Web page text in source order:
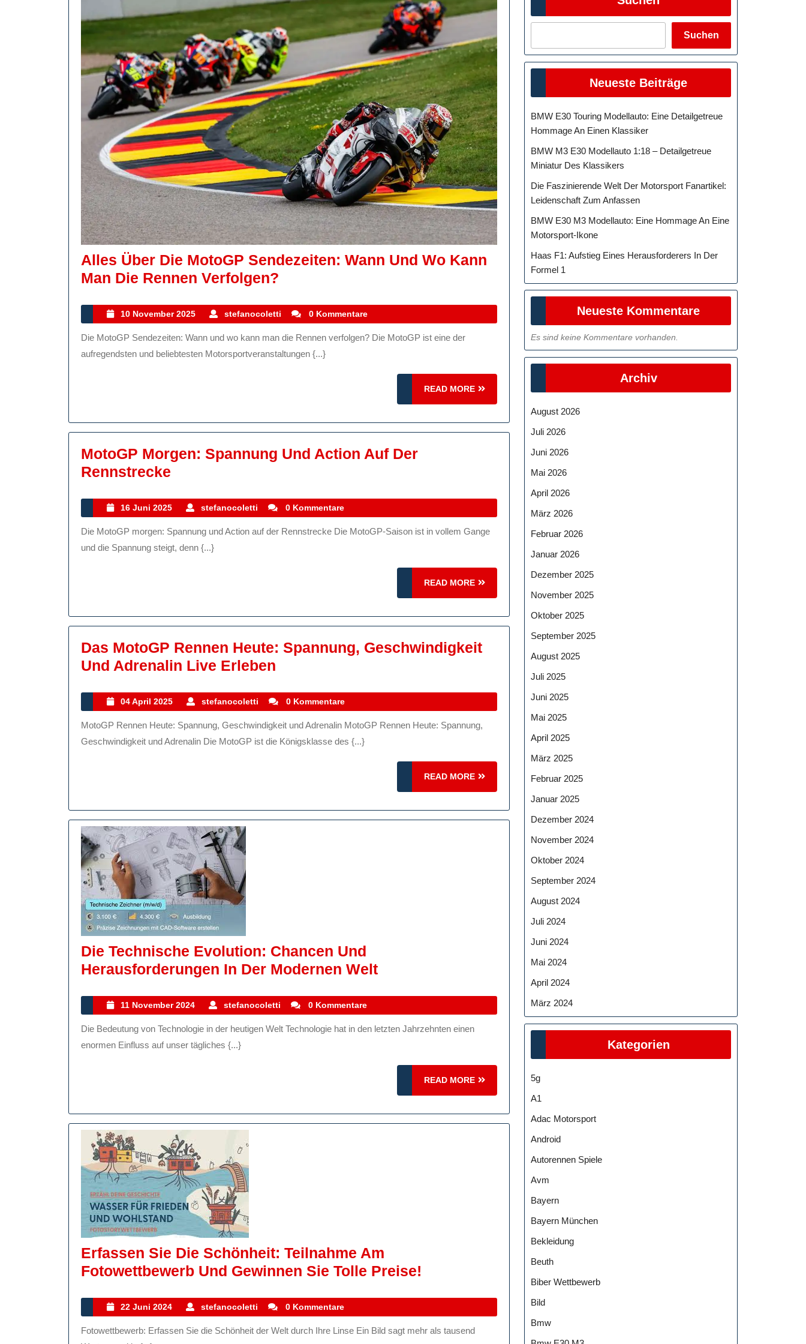
Alles Über Die MotoGP Sendezeiten: Wann Und Wo Kann
Man Die Rennen Verfolgen?
Die
MotoGP
Sendezeiten:
Kann
Die
10 November 2025
10
November
2025
stefanocoletti stefanocoletti
0 Kommentare
Die MotoGP Sendezeiten: Wann und wo kann man die Rennen verfolgen? Die MotoGP ist eine der
aufregendsten und beliebtesten Motorsportveranstaltungen {...}
READ MORE
READ
MORE
MotoGP Morgen: Spannung Und Action Auf Der
Rennstrecke
Spannung
Und
Action
16 Juni 2025
16
Juni
2025
stefanocoletti stefanocoletti
0 Kommentare
Die MotoGP morgen: Spannung und Action auf der Rennstrecke Die MotoGP-Saison ist in vollem Gange
und die Spannung steigt, denn {...}
READ MORE
READ
MORE
Das MotoGP Rennen Heute: Spannung, Geschwindigkeit
Und Adrenalin Live Erleben
Rennen
Heute:
Spannung,
Live
04 April 2025
04
April
2025
stefanocoletti stefanocoletti
0 Kommentare
MotoGP Rennen Heute: Spannung, Geschwindigkeit und Adrenalin MotoGP Rennen Heute: Spannung,
Geschwindigkeit und Adrenalin Die MotoGP ist die Königsklasse des {...}
READ MORE
READ
MORE
Die Technische Evolution: Chancen Und
Herausforderungen In Der Modernen WeltDie
Chancen
Der
Modernen
11 November 2024
11
November
2024
stefanocoletti stefanocoletti
0 Kommentare
Die Bedeutung von Technologie in der heutigen Welt Technologie hat in den letzten Jahrzehnten einen
enormen Einfluss auf unser tägliches {...}
READ MORE
READ
MORE
Erfassen Sie Die Schönheit: Teilnahme Am
Fotowettbewerb Und Gewinnen Sie Tolle Preise!
Schönheit:
22 Juni 2024
22
Juni
2024
stefanocoletti stefanocoletti
0 Kommentare
Fotowettbewerb: Erfassen Sie die Schönheit der Welt durch Ihre Linse Ein Bild sagt mehr als tausend
Suchen
Neueste Beiträge
BMW E30 Touring Modellauto: Eine Detailgetreue
Hommage An Einen Klassiker
BMW M3 E30 Modellauto 1:18 – Detailgetreue
Miniatur Des Klassikers
Die Faszinierende Welt Der Motorsport Fanartikel:
Leidenschaft Zum Anfassen
BMW E30 M3 Modellauto: Eine Hommage An Eine
Motorsport-Ikone
Haas F1: Aufstieg Eines Herausforderers In Der
Formel 1
Neueste Kommentare
Es sind keine Kommentare vorhanden.
Archiv
August 2026
Juli 2026
Juni 2026
Mai 2026
April 2026
März 2026
Februar 2026
Januar 2026
Dezember 2025
November 2025
Oktober 2025
September 2025
August 2025
Juli 2025
Juni 2025
Mai 2025
April 2025
März 2025
Februar 2025
Januar 2025
Dezember 2024
November 2024
Oktober 2024
September 2024
August 2024
Juli 2024
Juni 2024
Mai 2024
April 2024
März 2024
Kategorien
5g
A1
Adac Motorsport
Android
Autorennen Spiele
Avm
Bayern
Bayern München
Bekleidung
Beuth
Biber Wettbewerb
Bild
Bmw